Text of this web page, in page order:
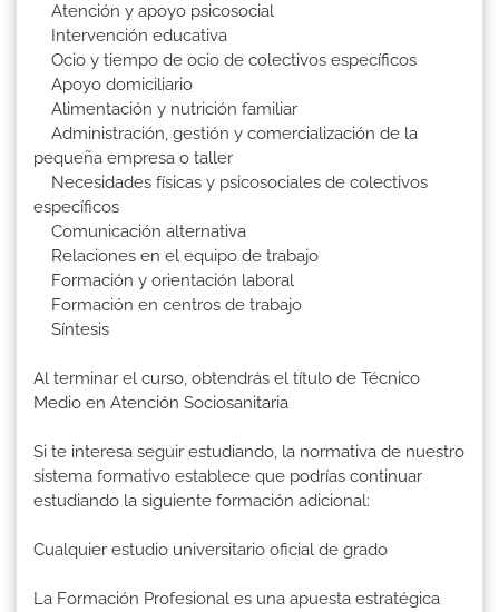
Atención y apoyo psicosocial
Intervención educativa
Ocio y tiempo de ocio de colectivos específicos
Apoyo domiciliario
Alimentación y nutrición familiar
Administración, gestión y comercialización de la
pequeña empresa o taller
Necesidades físicas y psicosociales de colectivos
específicos
Comunicación alternativa
Relaciones en el equipo de trabajo
Formación y orientación laboral
Formación en centros de trabajo
Síntesis
Al terminar el curso, obtendrás el título de Técnico
Medio en Atención Sociosanitaria
Si te interesa seguir estudiando, la normativa de nuestro
sistema formativo establece que podrías continuar
estudiando la siguiente formación adicional:
Cualquier estudio universitario oficial de grado
La Formación Profesional es una apuesta estratégica